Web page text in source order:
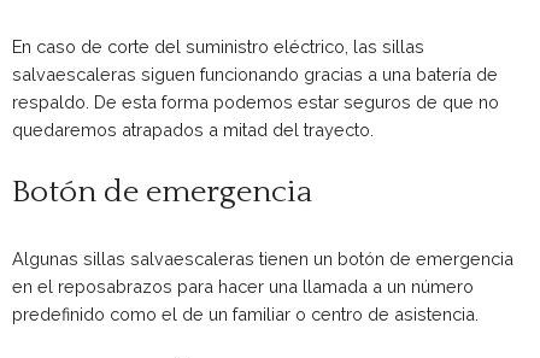
En caso de corte del suministro eléctrico, las sillas
salvaescaleras siguen funcionando gracias a una batería de
respaldo. De esta forma podemos estar seguros de que no
quedaremos atrapados a mitad del trayecto.
Botón de emergencia
Algunas sillas salvaescaleras tienen un botón de emergencia
en el reposabrazos para hacer una llamada a un número
predefinido como el de un familiar o centro de asistencia.